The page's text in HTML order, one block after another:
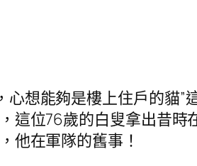
想能夠是樓上住戶的貓”
這位76歲的白叟拿出昔時
他在軍隊的舊事！